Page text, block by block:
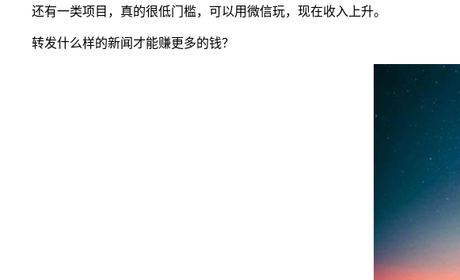
还有一类项目，真的很低门槛，可以用微信玩，现在收入上升。
转发什么样的新闻才能赚更多的钱？